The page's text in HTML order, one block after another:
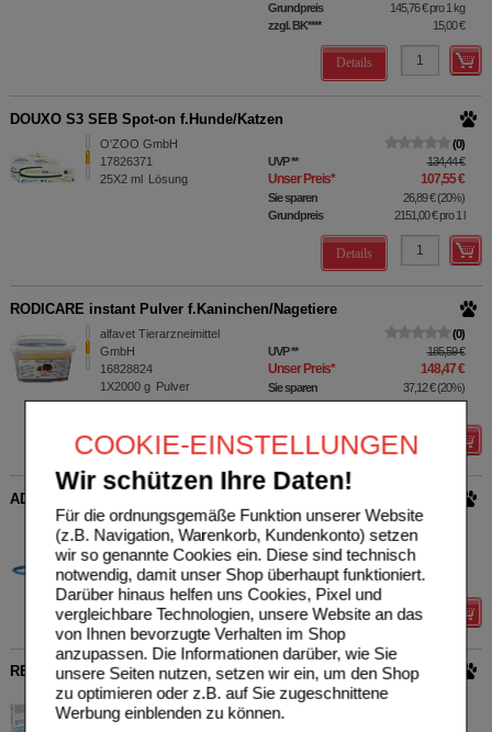
COOKIE-EINSTELLUNGEN
Wir schützen Ihre Daten!
Für die ordnungsgemäße Funktion unserer Website
(z.B. Navigation, Warenkorb, Kundenkonto) setzen
wir so genannte Cookies ein. Diese sind technisch
notwendig, damit unser Shop überhaupt funktioniert.
Darüber hinaus helfen uns Cookies, Pixel und
vergleichbare Technologien, unsere Website an das
von Ihnen bevorzugte Verhalten im Shop
anzupassen. Die Informationen darüber, wie Sie
unsere Seiten nutzen, setzen wir ein, um den Shop
zu optimieren oder z.B. auf Sie zugeschnittene
Werbung einblenden zu können.
Grundpreis
145,76 €pro 1 kg
zzgl. BK**** 15,00 €
Details
DOUXO S3 SEB Spot-on f.Hunde/Katzen
O'ZOO GmbH
17826371
25X2 ml Lösung
0
UVP** 134,44 €
Unser Preis* 107,55 €
Sie sparen 26,89 €(20%)
Grundpreis
2151,00 €pro 1 l
Details
RODICARE instant Pulver f.Kaninchen/Nagetiere
alfavet Tierarzneimittel
GmbH
16828824
1X2000 g Pulver
0
UVP** 185,59 €
Unser Preis* 148,47 €
Sie sparen 37,12 €(20%)
Grundpreis
74,24 €pro 1 kg
Details
ADAPTIL JUNIOR Halsband f.Hundewelpen
O'ZOO GmbH
17364019
1St Halsband
UVP**
Unser Preis*
Sie sparen 9,02 €
Details
REMEND Cornea Augenpflege-Gel f.Hund/Katze/Pferd
O'ZOO GmbH
10343882
Unser Preis